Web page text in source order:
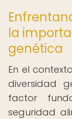
la
genética
En el
diversidad
factor
seguridad